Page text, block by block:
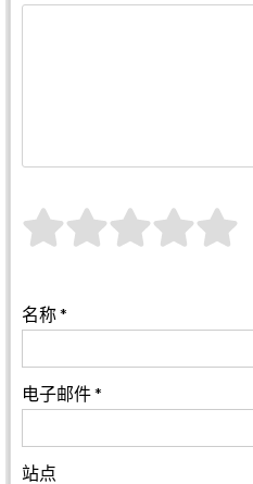
名称*
电子邮件*
站点